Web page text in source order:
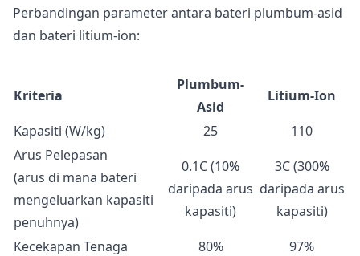
Perbandingan parameter antara bateri plumbum-asid
dan bateri litium-ion:
Kriteria
Plumbum-
Asid
Litium-Ion
Kapasiti (W/kg)
25
110
Arus Pelepasan
(arus di mana bateri
mengeluarkan kapasiti
penuhnya)
0.1C (10%
daripada arus
kapasiti)
3C (300%
daripada arus
kapasiti)
Kecekapan Tenaga
80%
97%